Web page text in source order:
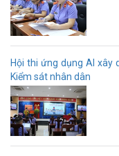
Hội thi ứng dụng AI xây
Kiểm sát nhân dân